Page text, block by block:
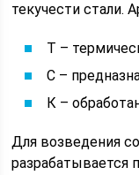
текучести стали.
Т –
С –
К –
Для возведения
разрабатывается